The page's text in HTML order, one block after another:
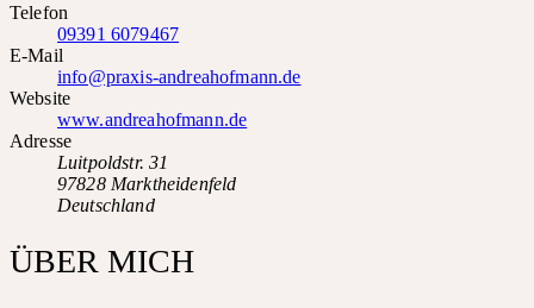
Telefon
09391 6079467
E-Mail
info@praxis-andreahofmann.de
Website
www.andreahofmann.de
Adresse
Luitpoldstr. 31
97828 Marktheidenfeld
Deutschland
ÜBER MICH